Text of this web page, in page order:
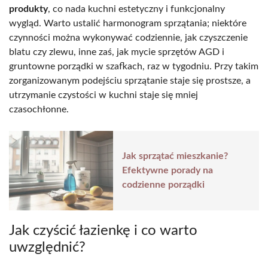
produkty, co nada kuchni estetyczny i funkcjonalny
wygląd. Warto ustalić harmonogram sprzątania; niektóre
czynności można wykonywać codziennie, jak czyszczenie
blatu czy zlewu, inne zaś, jak mycie sprzętów AGD i
gruntowne porządki w szafkach, raz w tygodniu. Przy takim
zorganizowanym podejściu sprzątanie staje się prostsze, a
utrzymanie czystości w kuchni staje się mniej
czasochłonne.
Jak sprzątać mieszkanie?
Efektywne porady na
codzienne porządki
Jak czyścić łazienkę i co warto
uwzględnić?